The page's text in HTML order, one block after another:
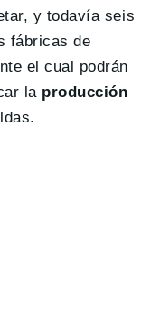
y todavía seis
fábricas de
el cual podrán
la producción